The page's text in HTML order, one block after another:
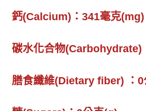
鈣(Calcium)：341毫克(mg)
碳水化合物(Carbohydrate)
膳食纖維(Dietary fiber) ：0